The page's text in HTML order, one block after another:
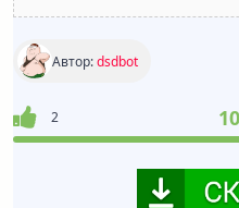
Автор:dsdbot
2